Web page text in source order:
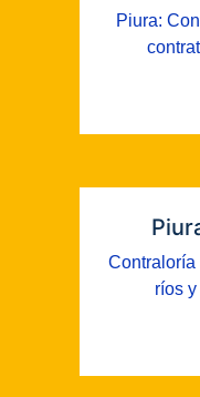
Piura:
ríos